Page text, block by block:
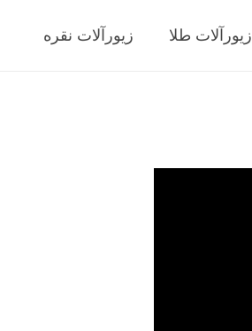
زیورآلات طلا زیورآلات نقره